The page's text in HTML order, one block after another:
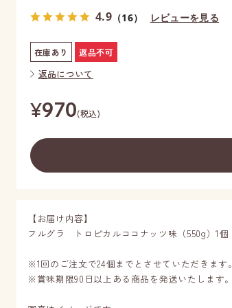
4.9 （16） レビューを見る
在庫あり 返品不可
返品について
¥970(税込)
【お届け内容】
フルグラ トロピカルココナッツ味（550g）1個
※1回のご注文で24個までとさせていただきます。
※賞味期限90日以上ある商品を発送いたします。